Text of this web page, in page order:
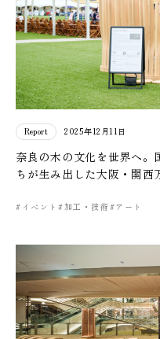
Report 2025年12月11日
奈良の木の文化を世界へ。
ちが生み出した大阪・関西
#イベント #加工・技術 #アート